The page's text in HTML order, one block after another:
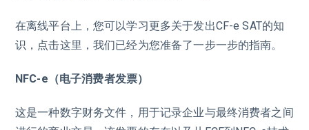
在离线平台上，您可以学习更多关于发出CF-e SAT的知
识，点击这里，我们已经为您准备了一步一步的指南。
NFC-e（电子消费者发票）
这是一种数字财务文件，用于记录企业与最终消费者之间